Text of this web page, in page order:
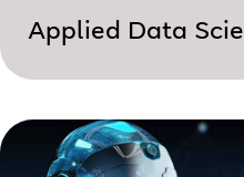
Applied Data